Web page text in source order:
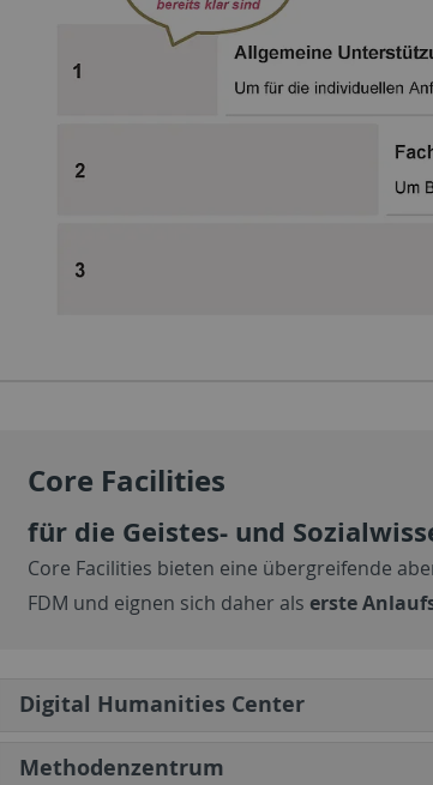
Core Facilities
für die Geistes- und
Core Facilities bieten eine übergreifende
FDM und eignen sich daher als erste
Digital Humanities Center
Methodenzentrum